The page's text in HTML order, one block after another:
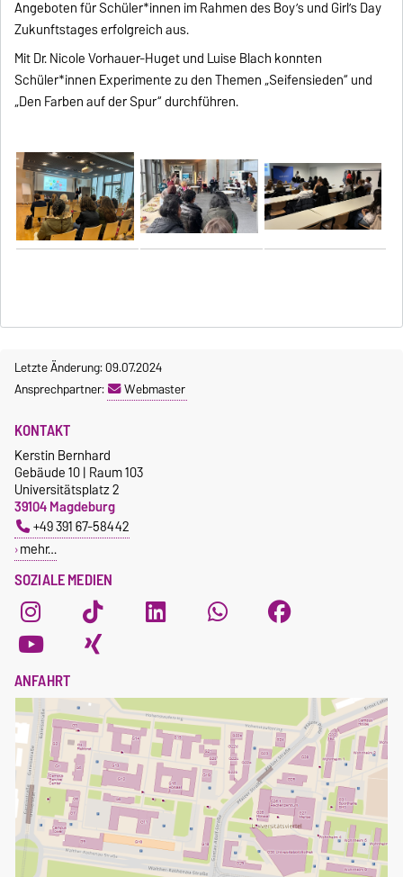
Angeboten für Schüler*innen im Rahmen des Boy’s und Girl’s Day
Zukunftstages erfolgreich aus.
Mit Dr. Nicole Vorhauer-Huget und Luise Blach konnten
Schüler*innen Experimente zu den Themen „Seifensieden“ und
„Den Farben auf der Spur“ durchführen.
Letzte Änderung: 09.07.2024
Ansprechpartner:
Webmaster
SOZIALE MEDIEN
KONTAKT
Kerstin Bernhard
Gebäude 10 | Raum 103
Universitätsplatz 2
39104 Magdeburg
+49 391 67-58442
mehr…
ANFAHRT